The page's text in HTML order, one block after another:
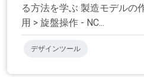
る方法を学ぶ 製造モデルの
用 > 旋盤操作 - NC...
デザインツール